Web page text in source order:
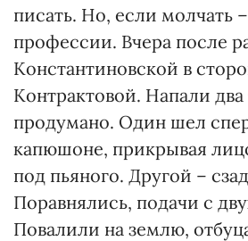
писать. Но, если молчать
профессии. Вчера после
Константиновской в
Контрактовой. Напали два
продумано. Один шел
капюшоне, прикрывая
под пьяного. Другой –
Поравнялись, подачи с
Повалили на землю,